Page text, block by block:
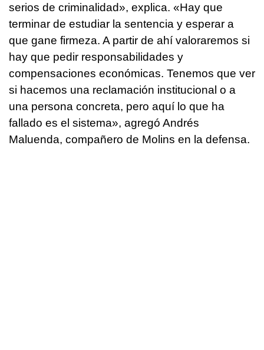
serios de criminalidad», explica. «Hay que
terminar de estudiar la sentencia y esperar a
que gane firmeza. A partir de ahí valoraremos si
hay que pedir responsabilidades y
compensaciones económicas. Tenemos que ver
si hacemos una reclamación institucional o a
una persona concreta, pero aquí lo que ha
fallado es el sistema», agregó Andrés
Maluenda, compañero de Molins en la defensa.